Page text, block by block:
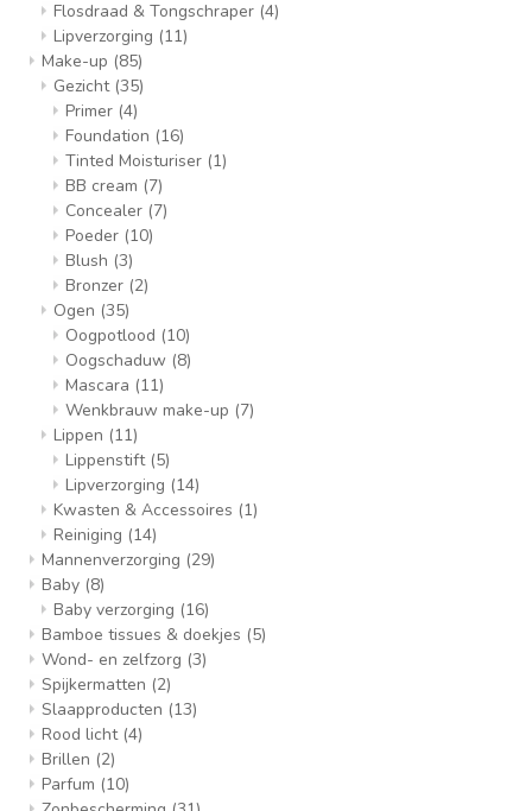
Flosdraad & Tongschraper (4)
Lipverzorging (11)
Make-up (85)
Gezicht (35)
Primer (4)
Foundation (16)
Tinted Moisturiser (1)
BB cream (7)
Concealer (7)
Poeder (10)
Blush (3)
Bronzer (2)
Ogen (35)
Oogpotlood (10)
Oogschaduw (8)
Mascara (11)
Wenkbrauw make-up (7)
Lippen (11)
Lippenstift (5)
Lipverzorging (14)
Kwasten & Accessoires (1)
Reiniging (14)
Mannenverzorging (29)
Baby (8)
Baby verzorging (16)
Bamboe tissues & doekjes (5)
Wond- en zelfzorg (3)
Spijkermatten (2)
Slaapproducten (13)
Rood licht (4)
Brillen (2)
Parfum (10)